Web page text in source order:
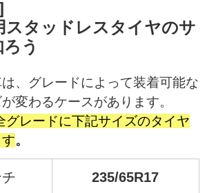
スタッドレスタイヤのサ
う
、グレードによって装着可能な
変わるケースがあります。
グレードに下記サイズのタイヤ
。
235/65R17